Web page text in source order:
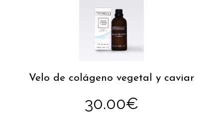
Velo de colágeno vegetal y caviar
30.00€